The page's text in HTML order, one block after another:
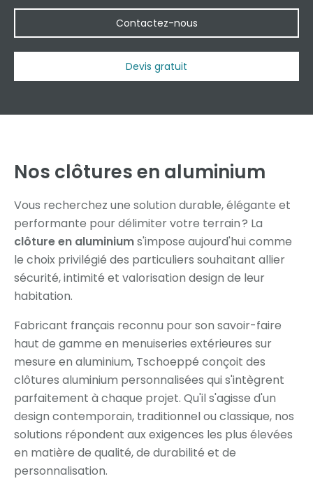
Contactez-nous
Devis gratuit
Nos clôtures en aluminium
Vous recherchez une solution durable, élégante et
performante pour délimiter votre terrain ? La
clôture en aluminiums'impose aujourd'hui comme
le choix privilégié des particuliers souhaitant allier
sécurité, intimité et valorisation design de leur
habitation.
Fabricant français reconnu pour son savoir-faire
haut de gamme en menuiseries extérieures sur
mesure en aluminium, Tschoeppé conçoit des
clôtures aluminium personnalisées qui s'intègrent
parfaitement à chaque projet. Qu'il s'agisse d'un
design contemporain, traditionnel ou classique, nos
solutions répondent aux exigences les plus élevées
en matière de qualité, de durabilité et de
personnalisation.